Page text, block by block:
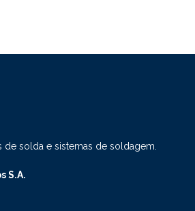
solda e sistemas de soldagem.
S.A.